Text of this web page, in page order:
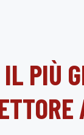
IL PIÙ